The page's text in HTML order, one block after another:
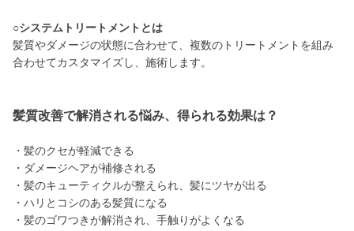
○システムトリートメントとは
髪質やダメージの状態に合わせて、複数のトリートメントを組み
合わせてカスタマイズし、施術します。
髪質改善で解消される悩み、得られる効果は？
・髪のクセが軽減できる
・ダメージヘアが補修される
・髪のキューティクルが整えられ、髪にツヤが出る
・ハリとコシのある髪質になる
・髪のゴワつきが解消され、手触りがよくなる